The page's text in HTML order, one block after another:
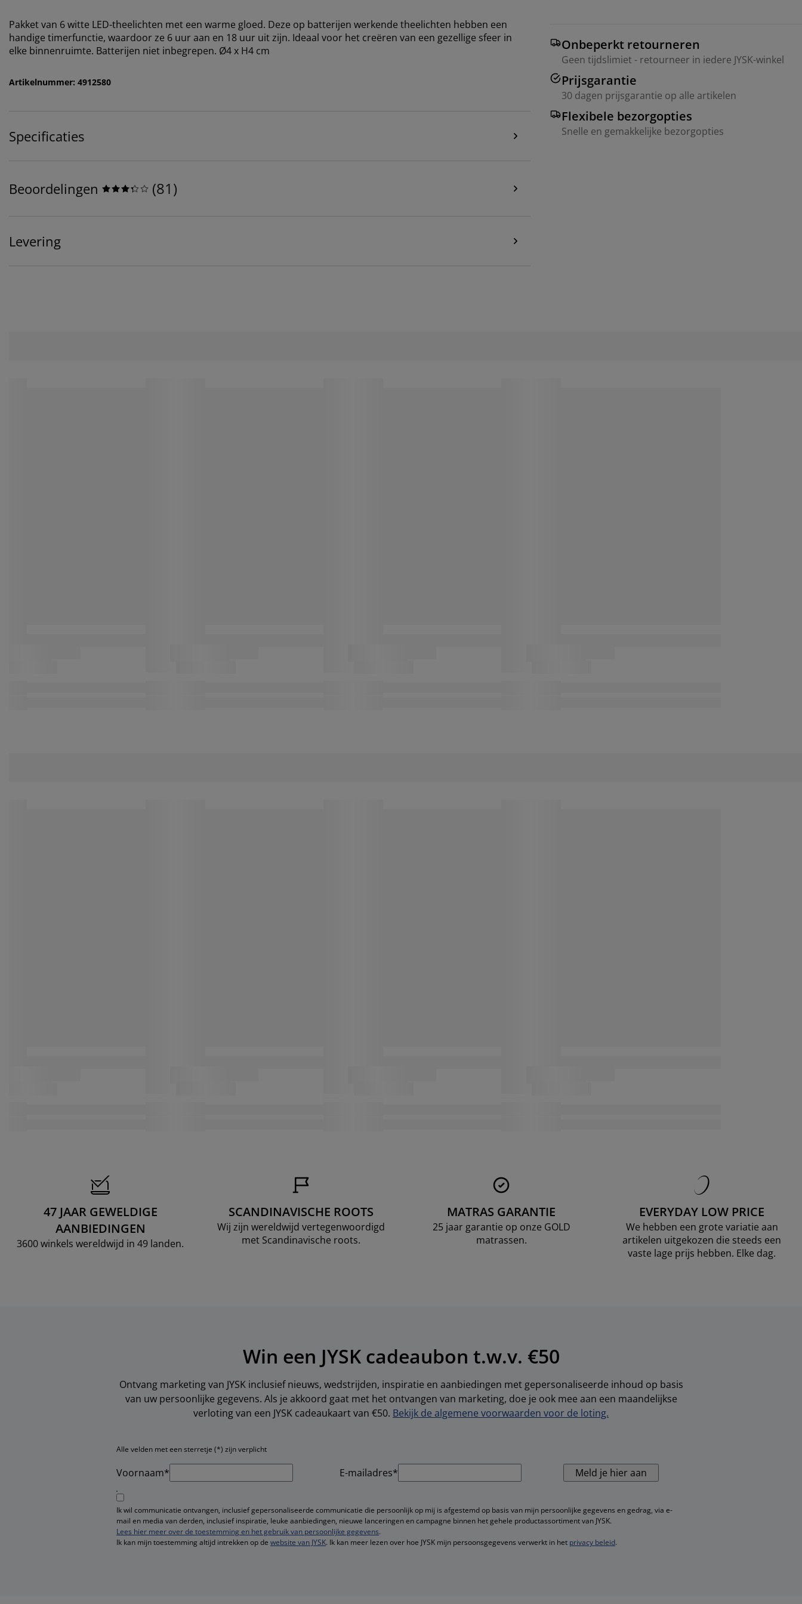
Onbeperkt retourneren
Geen tijdslimiet - retourneer in iedere JYSK-winkel
Prijsgarantie
30 dagen prijsgarantie op alle artikelen
Flexibele bezorgopties
Snelle en gemakkelijke bezorgopties
Pakket van 6 witte LED-theelichten met een warme gloed. Deze op batterijen werkende theelichten hebben een
handige timerfunctie, waardoor ze 6 uur aan en 18 uur uit zijn. Ideaal voor het creëren van een gezellige sfeer in
elke binnenruimte. Batterijen niet inbegrepen. Ø4 x H4 cm
Artikelnummer: 4912580
Specificaties
Beoordelingen (81)
Levering
47 JAAR GEWELDIGE
AANBIEDINGEN
3600 winkels wereldwijd in 49 landen.
SCANDINAVISCHE ROOTS
Wij zijn wereldwijd vertegenwoordigd
met Scandinavische roots.
MATRAS GARANTIE
25 jaar garantie op onze GOLD
matrassen.
EVERYDAY LOW PRICE
We hebben een grote variatie aan
artikelen uitgekozen die steeds een
vaste lage prijs hebben. Elke dag.
Win een JYSK cadeaubon t.w.v. €50
Ontvang marketing van JYSK inclusief nieuws, wedstrijden, inspiratie en aanbiedingen met gepersonaliseerde inhoud op basis
van uw persoonlijke gegevens. Als je akkoord gaat met het ontvangen van marketing, doe je ook mee aan een maandelijkse
verloting van een JYSK cadeaukaart van €50. Bekijk de algemene voorwaarden voor de loting.
Alle velden met een sterretje (*) zijn verplicht
Voornaam* E-mailadres* Meld je hier aan
Ik wil communicatie ontvangen, inclusief gepersonaliseerde communicatie die persoonlijk op mij is afgestemd op basis van mijn persoonlijke gegevens en gedrag, via e-
mail en media van derden, inclusief inspiratie, leuke aanbiedingen, nieuwe lanceringen en campagne binnen het gehele productassortiment van JYSK.
Lees hier meer over de toestemming en het gebruik van persoonlijke gegevens.
Ik kan mijn toestemming altijd intrekken op de website van JYSK. Ik kan meer lezen over hoe JYSK mijn persoonsgegevens verwerkt in het privacy beleid.